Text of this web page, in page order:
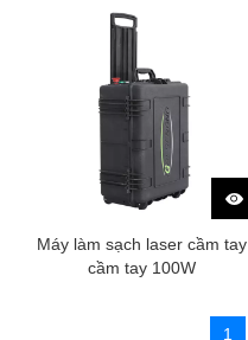
Máy làm sạch laser cầm tay
cầm tay 100W
1